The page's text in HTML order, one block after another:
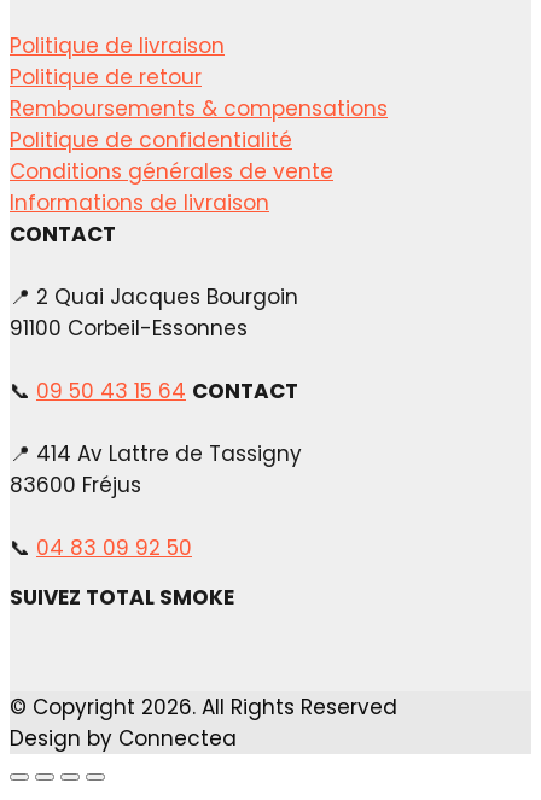
Politique de livraison
Politique de retour
Remboursements & compensations
Politique de confidentialité
Conditions générales de vente
Informations de livraison
CONTACT
📍 2 Quai Jacques Bourgoin
91100 Corbeil-Essonnes
📞 09 50 43 15 64 CONTACT
📍 414 Av Lattre de Tassigny
83600 Fréjus
📞 04 83 09 92 50
SUIVEZ TOTAL SMOKE
© Copyright 2026. All Rights Reserved
Design by Connectea